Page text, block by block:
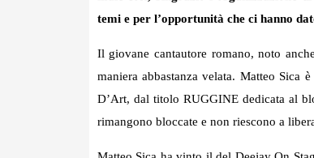
temi e per l’opportunità che ci hanno
Il giovane cantautore romano, noto
maniera abbastanza velata. Matteo
D’Art, dal titolo RUGGINE dedicata al
rimangono bloccate e non riescono a